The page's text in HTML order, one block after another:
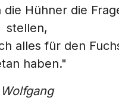
die Hühner die
stellen,
alles für den
haben."
Wolfgang